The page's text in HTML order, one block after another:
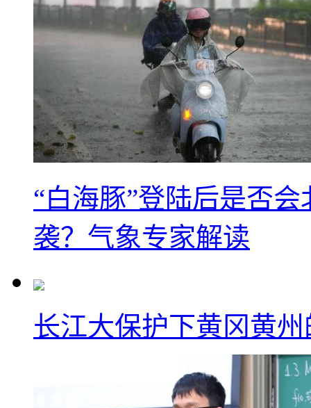
“白海豚”登陆后是否
袭？气象专家解读
长江大保护下黄冈黄